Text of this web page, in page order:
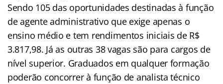
Sendo 105 das oportunidades destinadas à função
de agente administrativo que exige apenas o
ensino médio e tem rendimentos iniciais de R$
3.817,98. Já as outras 38 vagas são para cargos de
nível superior. Graduados em qualquer formação
poderão concorrer à função de analista técnico